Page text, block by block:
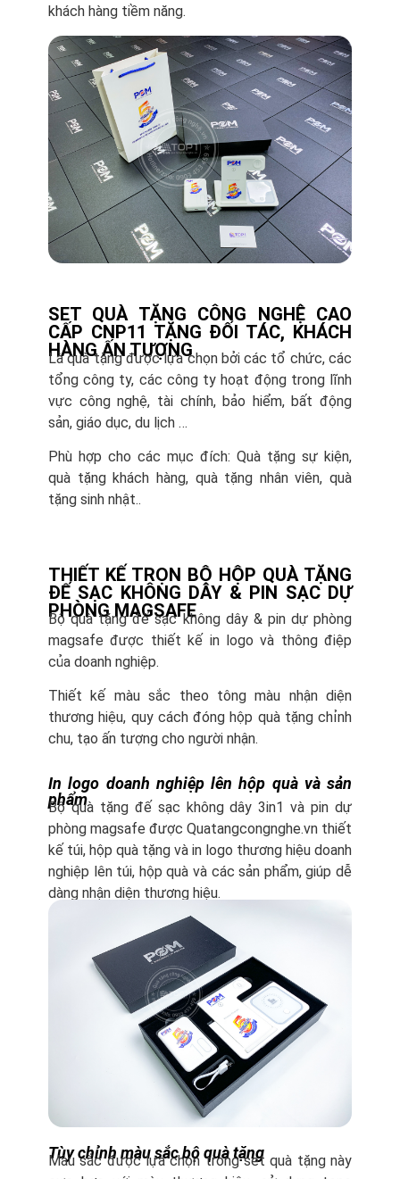
khách hàng tiềm năng.
SET QUÀ TẶNG CÔNG NGHỆ CAO
CẤP CNP11 TẶNG ĐỐI TÁC, KHÁCH
HÀNG ẤN TƯỢNG
Là quà tặng được lựa chọn bởi các tổ chức, các
tổng công ty, các công ty hoạt động trong lĩnh
vực công nghệ, tài chính, bảo hiểm, bất động
sản, giáo dục, du lịch …
Phù hợp cho các mục đích: Quà tặng sự kiện,
quà tặng khách hàng, quà tặng nhân viên, quà
tặng sinh nhật..
THIẾT KẾ TRỌN BỘ HỘP QUÀ TẶNG
ĐẾ SẠC KHÔNG DÂY & PIN SẠC DỰ
PHÒNG MAGSAFE
Bộ quà tặng đế sạc không dây & pin dự phòng
magsafe được thiết kế in logo và thông điệp
của doanh nghiệp.
Thiết kế màu sắc theo tông màu nhận diện
thương hiệu, quy cách đóng hộp quà tặng chỉnh
chu, tạo ấn tượng cho người nhận.
In logo doanh nghiệp lên hộp quà và sản
phẩm
Bộ quà tặng đế sạc không dây 3in1 và pin dự
phòng magsafe được Quatangcongnghe.vn thiết
kế túi, hộp quà tặng và in logo thương hiệu doanh
nghiệp lên túi, hộp quà và các sản phẩm, giúp dễ
dàng nhận diện thương hiệu.
Tùy chỉnh màu sắc bộ quà tặng
Màu sắc được lựa chọn trong set quà tặng này